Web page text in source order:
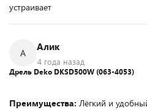
устраивает
А
Алик
4 года назад
Дрель Deko DKSD500W (063-4053)
Преимущества: Лёгкий и